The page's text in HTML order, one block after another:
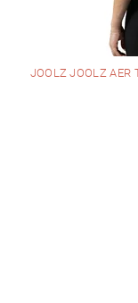
JOOLZ JOOLZ AER